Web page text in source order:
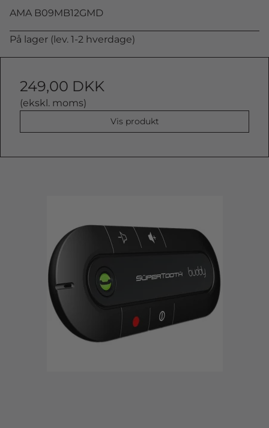
AMA B09MB12GMD
På lager (lev. 1-2 hverdage)
249,00 DKK
(ekskl. moms)
Vis produkt